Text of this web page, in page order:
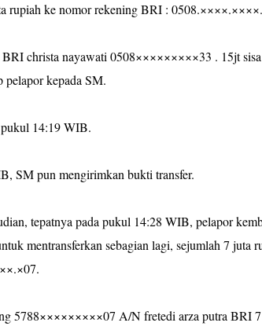
rupiah ke nomor rekening BRI :
christa nayawati 0508×××××××××33 . 15jt
pelapor kepada SM.
14:19 WIB.
SM pun mengirimkan bukti transfer.
tepatnya pada pukul 14:28 WIB, pelapor
mentransferkan sebagian lagi, sejumlah 7 juta
5788×××××××××07 A/N fretedi arza putra BRI